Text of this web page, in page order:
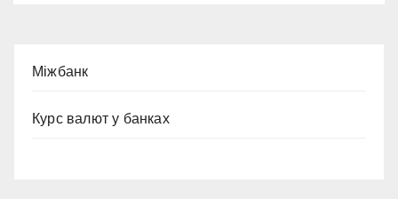
Міжбанк
Курс валют у банках